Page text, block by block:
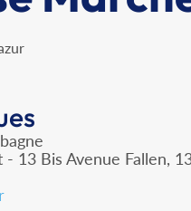
13 Bis Avenue Fallen,